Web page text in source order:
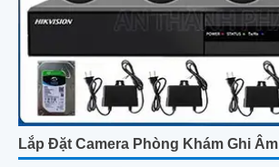
Lắp Đặt Camera Phòng Khám Ghi Âm